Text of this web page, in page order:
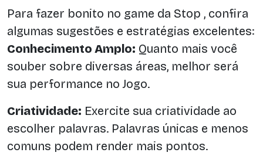
Para fazer bonito no game da Stop , confira
algumas sugestões e estratégias excelentes:
Conhecimento Amplo: Quanto mais você
souber sobre diversas áreas, melhor será
sua performance no Jogo.
Criatividade: Exercite sua criatividade ao
escolher palavras. Palavras únicas e menos
comuns podem render mais pontos.